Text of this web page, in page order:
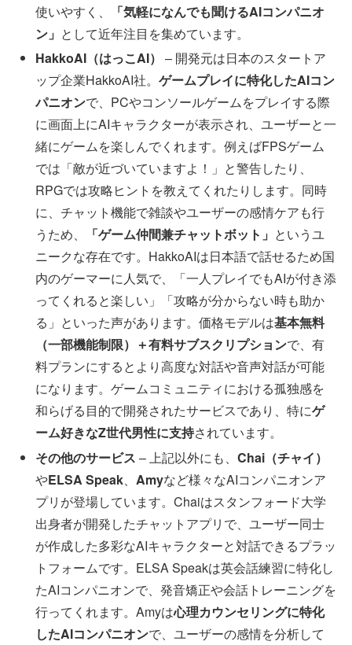
使いやすく、
「気軽になんでも聞けるAIコンパニオ
ン」 として近年注目を集めています。
HakkoAI（はっこAI） – 開発元は日本のスタートア
ップ企業HakkoAI社。ゲームプレイに特化したAIコン
パニオンで、PCやコンソールゲームをプレイする際
に画面上にAIキャラクターが表示され、ユーザーと一
緒にゲームを楽しんでくれます。例えばFPSゲーム
では「敵が近づいていますよ！」と警告したり、
RPGでは攻略ヒントを教えてくれたりします。同時
に、チャット機能で雑談やユーザーの感情ケアも行
うため、
「ゲーム仲間兼チャットボット」 というユ
ニークな存在です。HakkoAIは日本語で話せるため国
内のゲーマーに人気で、「一人プレイでもAIが付き添
ってくれると楽しい」「攻略が分からない時も助か
る」といった声があります。価格モデルは基本無料
（一部機能制限）＋有料サブスクリプションで、有
料プランにするとより高度な対話や音声対話が可能
になります。ゲームコミュニティにおける孤独感を
和らげる目的で開発されたサービスであり、特にゲ
ーム好きなZ世代男性に支持されています。
その他のサービス – 上記以外にも、Chai（チャイ）
やELSA Speak、Amyなど様々なAIコンパニオンア
プリが登場しています。Chaiはスタンフォード大学
出身者が開発したチャットアプリで、ユーザー同士
が作成した多彩なAIキャラクターと対話できるプラッ
トフォームです。ELSA Speakは英会話練習に特化し
たAIコンパニオンで、発音矯正や会話トレーニングを
行ってくれます。Amyは心理カウンセリングに特化
したAIコンパニオンで、ユーザーの感情を分析して